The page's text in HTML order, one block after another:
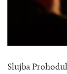
Slujba